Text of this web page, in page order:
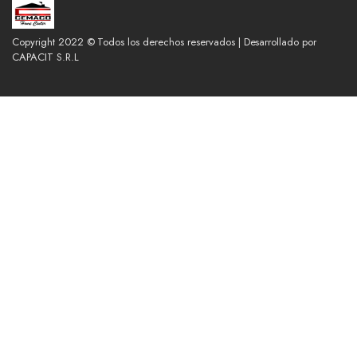
Copyright 2022 © Todos los derechos reservados | Desarrollado por
CAPACIT S.R.L